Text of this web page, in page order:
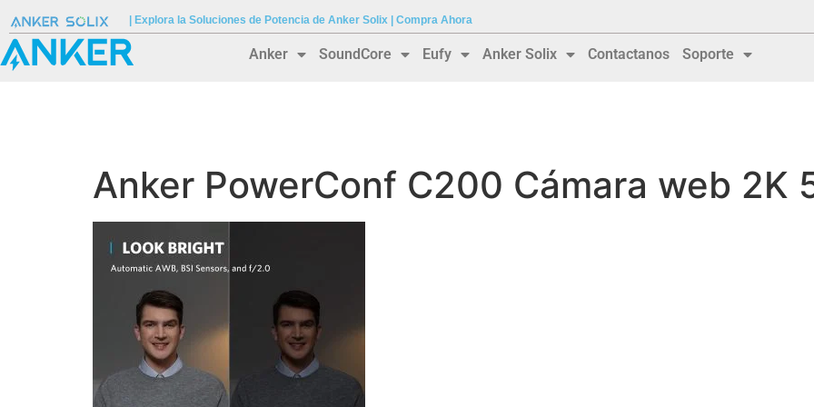
| Explora la Soluciones de Potencia de Anker Solix | Compra Ahora
Anker SoundCore Eufy Anker Solix Contactanos Soporte
Anker PowerConf C200 Cámara web 2K